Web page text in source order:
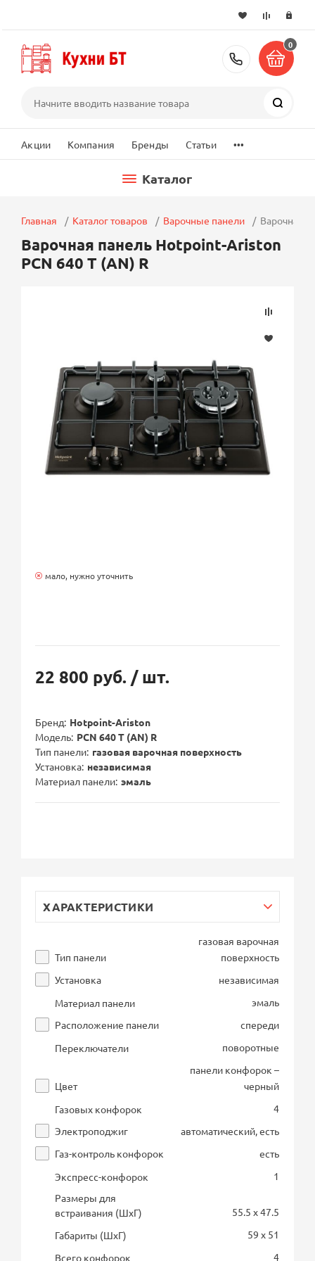
+7 (495)
0
Акции Компания Бренды Статьи ...
Каталог
Главная Каталог товаров Варочные панели Варочная
Варочная панель Hotpoint-Ariston
PCN 640 T (AN) R
мало, нужно уточнить
22 800 руб. / шт.
Бренд Hotpoint-Ariston
Модель PCN 640 T (AN) R
Тип панели газовая варочная поверхность
Установка независимая
Материал панели эмаль
ХАРАКТЕРИСТИКИ
Тип панели
газовая варочная
поверхность
Установка
независимая
Материал панели
эмаль
Расположение панели
спереди
Переключатели
поворотные
Цвет
панели конфорок –
черный
Газовых конфорок
4
Электроподжиг
автоматический, есть
Газ-контроль конфорок
есть
Экспресс-конфорок
1
Размеры для
встраивания (ШхГ)
55.5 x 47.5
Габариты (ШхГ)
59 x 51
Всего конфорок
4